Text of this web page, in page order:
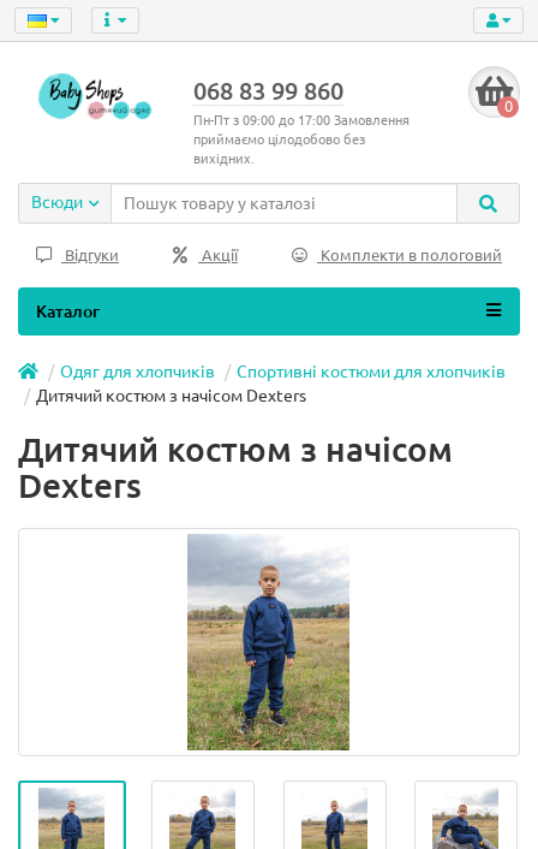
068 83 99 860
Пн-Пт з 09:00 до 17:00 Замовлення
приймаємо цілодобово без
вихідних.
0
Всюди
Відгуки Акції Комплекти в пологовий
Каталог
Одяг для хлопчиків
Спортивні костюми для хлопчиків
Дитячий костюм з начісом Dexters
Дитячий костюм з начісом
Dexters